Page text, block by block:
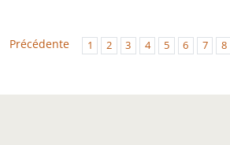
Précédente 1 2 3 4 5 6 7 8